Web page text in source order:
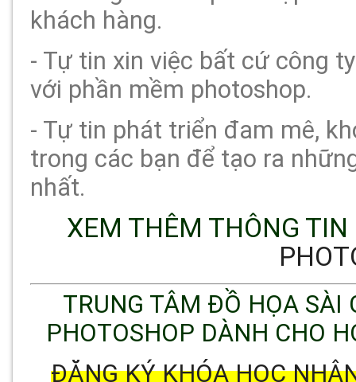
khách hàng.
- Tự tin xin việc bất cứ công
với phần mềm photoshop.
- Tự tin phát triển đam mê,
trong các bạn để tạo ra
nhất.
XEM THÊM THÔNG
TRUNG TÂM ĐỒ HỌA SÀI
PHOTOSHOP DÀNH CHO
ĐĂNG KÝ KHÓA HỌC